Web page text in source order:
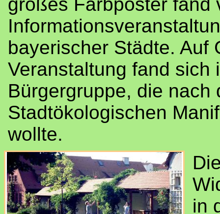
bayerischer Städte. Auf
Veranstaltung fand sich
Bürgergruppe, die nach
Stadtökologischen
wollte.
in